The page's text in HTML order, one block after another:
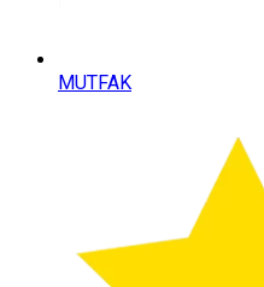
MUTFAK